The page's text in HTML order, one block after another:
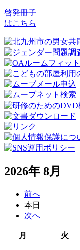
啓発冊子
はこちら
2026年 8月
前へ
本日
次へ
月 火火